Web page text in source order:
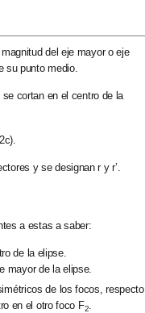
del eje mayor o eje
su punto medio.
cortan en el centro de la
y se designan r y r’.
a estas a saber:
de la elipse.
mayor de la elipse.
de los focos, respecto
en el otro foco F2.